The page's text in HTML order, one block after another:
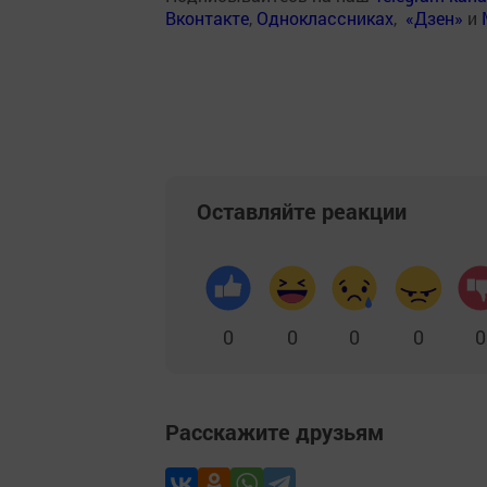
Вконтакте, Одноклассниках, «Дзен» и
Оставляйте реакции
0 0 0 0 0
Расскажите друзьям